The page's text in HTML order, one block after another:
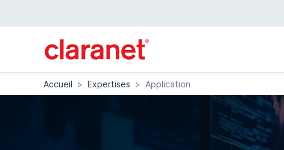
Accueil > Expertises > Application